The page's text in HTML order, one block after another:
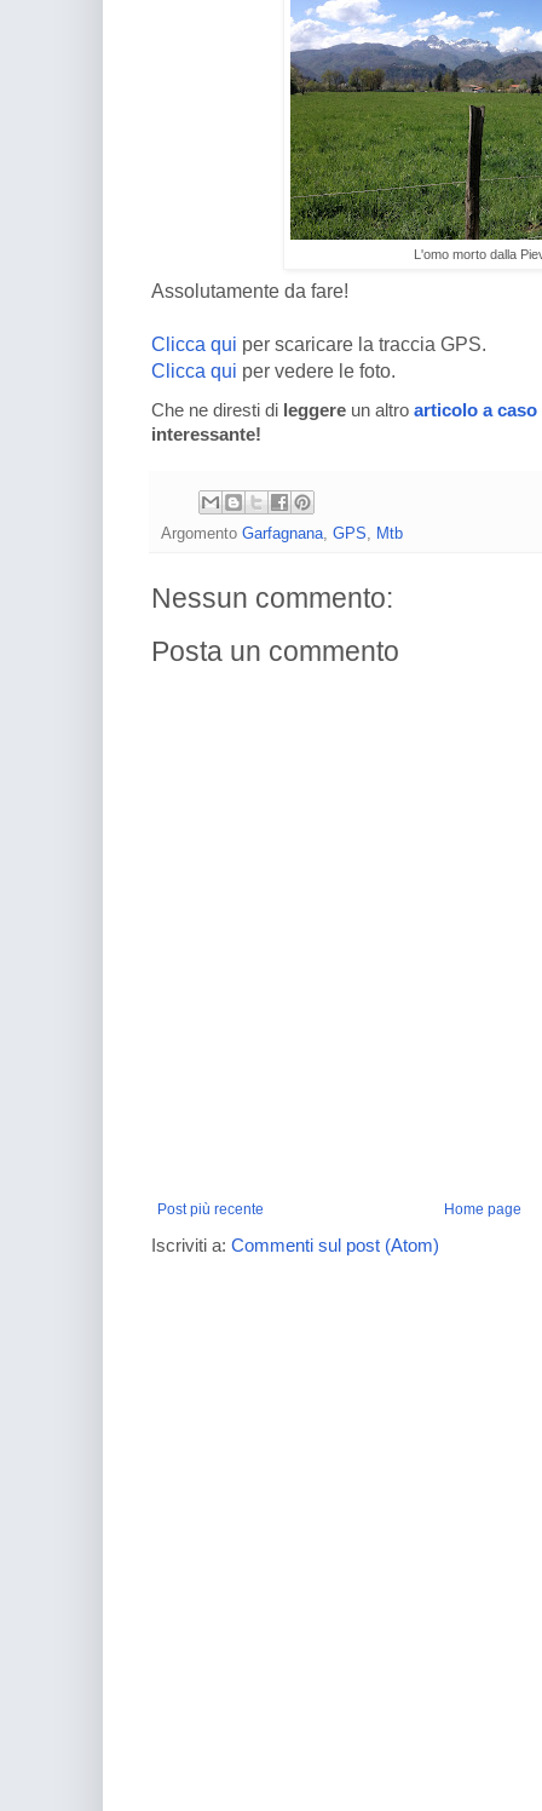
L'omo morto dalla
Assolutamente da fare!
Clicca qui per scaricare la traccia GPS.
Clicca qui per vedere le foto.
Che ne diresti di leggere un altro articolo a caso
interessante!
Argomento Garfagnana GPS Mtb
Nessun commento:
Posta un commento
Post più recente Home page
Iscriviti a: Commenti sul post (Atom)